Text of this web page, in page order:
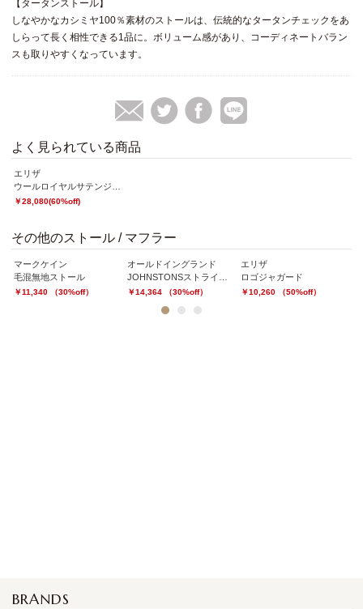
【タータンストール】
しなやかなカシミヤ100％素材のストールは、伝統的なタータンチェックをあ
しらって長く相性できる1品に。ボリューム感があり、コーディネートバラン
スも取りやすくなっています。
よく見られている商品
エリザ
￥28,080(60%off)
その他のストール / マフラー
マークケイン
毛混無地ストール
￥11,340 （30%off）
オールドイングランド
￥14,364 （30%off）
エリザ
ロゴジャガード
￥10,260 （50%off）
2 3
BRANDS